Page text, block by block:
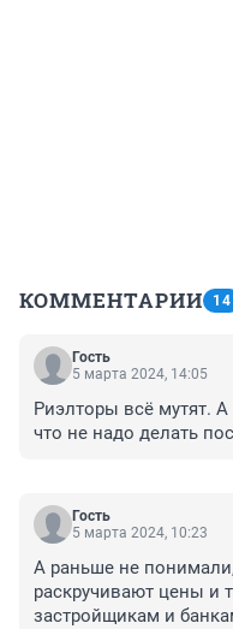
КОММЕНТАРИИ 14
Гость
5 марта 2024, 14:05
Риэлторы всё мутят.
что не надо делать
Гость
5 марта 2024, 10:23
А раньше не
раскручивают цены и
застройщикам и